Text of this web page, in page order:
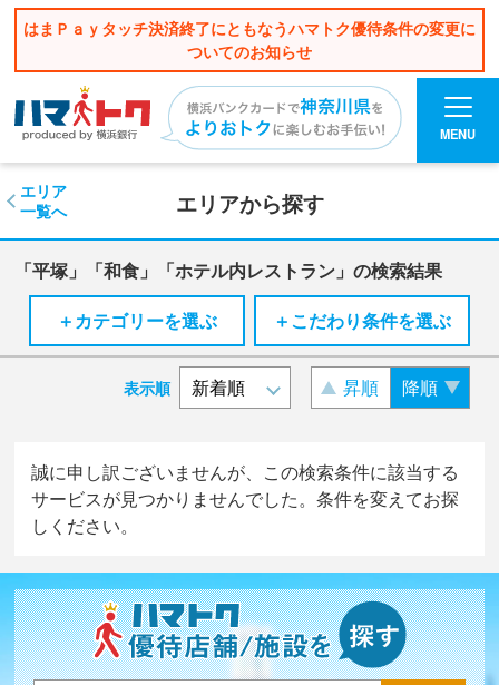
はまＰａｙタッチ決済終了にともなうハマトク優待条件の変更に
ついてのお知らせ
MENU
エリアから探す
エリア
一覧へ
「平塚」「和食」「ホテル内レストラン」の検索結果
＋カテゴリーを選ぶ
＋こだわり条件を選ぶ
表示順 昇順 降順
誠に申し訳ございませんが、この検索条件に該当する
サービスが見つかりませんでした。条件を変えてお探
しください。